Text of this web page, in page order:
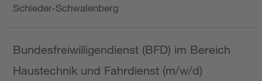
Schieder-Schwalenberg
Bundesfreiwilligendienst (BFD) im Bereich
Haustechnik und Fahrdienst (m/w/d)